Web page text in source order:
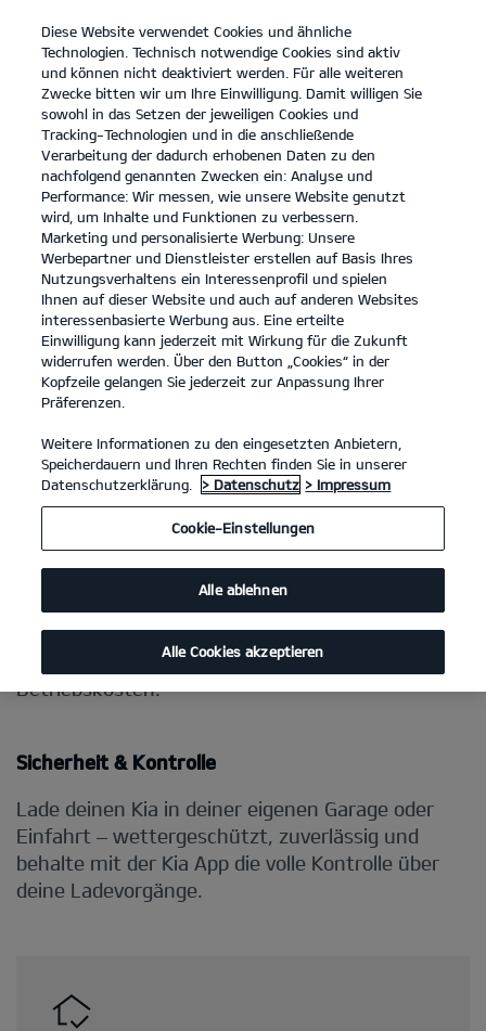
open
menu
KONTAKT
Entdecken
... ENTDECKEN
Diese Website verwendet Cookies und ähnliche
Technologien. Technisch notwendige Cookies sind aktiv
und können nicht deaktiviert werden. Für alle weiteren
Zwecke bitten wir um Ihre Einwilligung. Damit willigen Sie
sowohl in das Setzen der jeweiligen Cookies und
Tracking-Technologien und in die anschließende
Verarbeitung der dadurch erhobenen Daten zu den
nachfolgend genannten Zwecken ein: Analyse und
Performance: Wir messen, wie unsere Website genutzt
wird, um Inhalte und Funktionen zu verbessern.
Marketing und personalisierte Werbung: Unsere
Werbepartner und Dienstleister erstellen auf Basis Ihres
Nutzungsverhaltens ein Interessenprofil und spielen
Ihnen auf dieser Website und auch auf anderen Websites
interessenbasierte Werbung aus. Eine erteilte
Einwilligung kann jederzeit mit Wirkung für die Zukunft
widerrufen werden. Über den Button „Cookies“ in der
Kopfzeile gelangen Sie jederzeit zur Anpassung Ihrer
Präferenzen.
Weitere Informationen zu den eingesetzten Anbietern,
Speicherdauern und Ihren Rechten finden Sie in unserer
Datenschutzerklärung.
> Datenschutz > Impressum
Cookie-Einstellungen
Alle ablehnen
Alle Cookies akzeptieren